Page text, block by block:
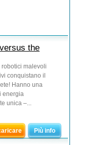
the
malevoli
conquistano il
Hanno una
energia
unica –...
Più info